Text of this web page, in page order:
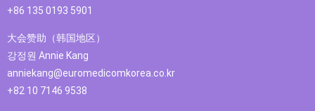
+86 135 0193 5901
大会赞助（韩国地区）
강정원 Annie Kang
anniekang@euromedicomkorea.co.kr
+82 10 7146 9538